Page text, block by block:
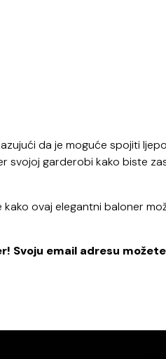
da je moguće spojiti
svojoj garderobi kako biste
kako ovaj elegantni baloner
Svoju email adresu možete